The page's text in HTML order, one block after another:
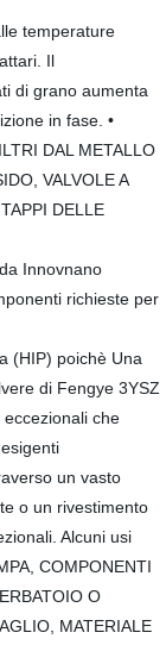
temperature
Il
di grano aumenta
in fase. •
DAL METALLO
VALVOLE A
DELLE
Innovnano
richieste per
(HIP) poichè Una
di Fengye 3YSZ
che
un vasto
o un rivestimento
Alcuni usi
COMPONENTI
O
MATERIALE